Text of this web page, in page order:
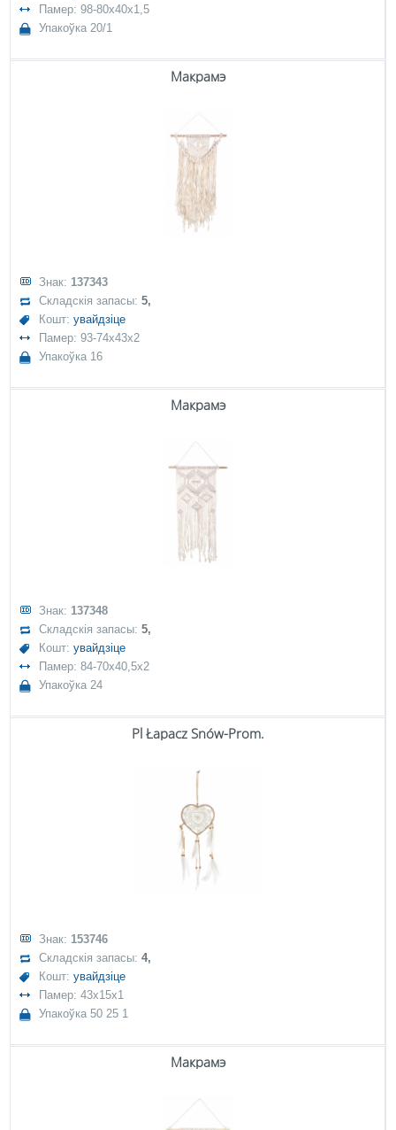
Памер: 98-80x40x1,5
Упакоўка 20/1
Макрамэ
Знак: 137343
Складскія запасы:5,
Кошт:увайдзіце
Памер: 93-74x43x2
Упакоўка 16
Макрамэ
Знак: 137348
Складскія запасы:5,
Кошт:увайдзіце
Памер: 84-70x40,5x2
Упакоўка 24
Pl Łapacz Snów-Prom.
Знак: 153746
Складскія запасы:4,
Кошт:увайдзіце
Памер: 43x15x1
Упакоўка 50 25 1
Макрамэ